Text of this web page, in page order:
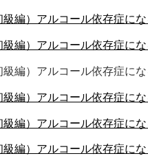
級編）アルコール依存症に
級編）アルコール依存症に
級編）アルコール依存症に
級編）アルコール依存症に
級編）アルコール依存症に
級編）アルコール依存症に